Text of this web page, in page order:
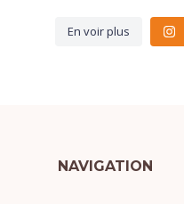
En voir plus
NAVIGATION